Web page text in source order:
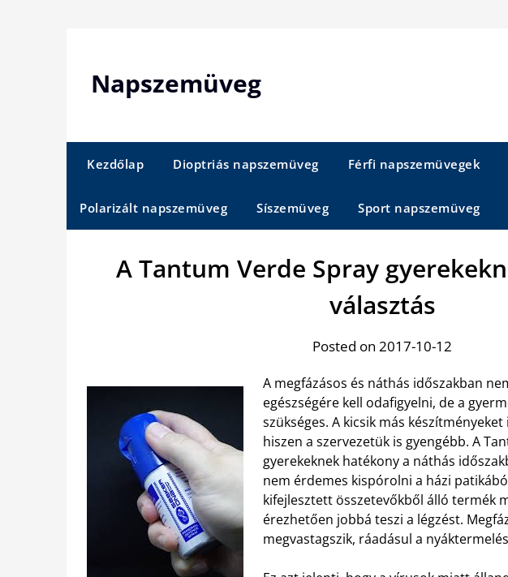
Napszemüveg
Kezdőlap Dioptriás napszemüveg Férfi napszemüvegek
Polarizált napszemüveg Síszemüveg Sport napszemüveg
A Tantum Verde Spray
választás
Posted on 2017-10-12
A megfázásos és náthás időszakban
egészségére kell odafigyelni, de a
szükséges. A kicsik más
hiszen a szervezetük is gyengébb. A
gyerekeknek hatékony a náthás
nem érdemes kispórolni a házi
kifejlesztett összetevőkből álló termék
érezhetően jobbá teszi a légzést.
megvastagszik, ráadásul a